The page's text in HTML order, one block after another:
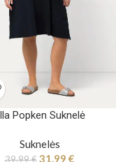
Popken Suknelė
Suknelės
39,99€ 31,99 €